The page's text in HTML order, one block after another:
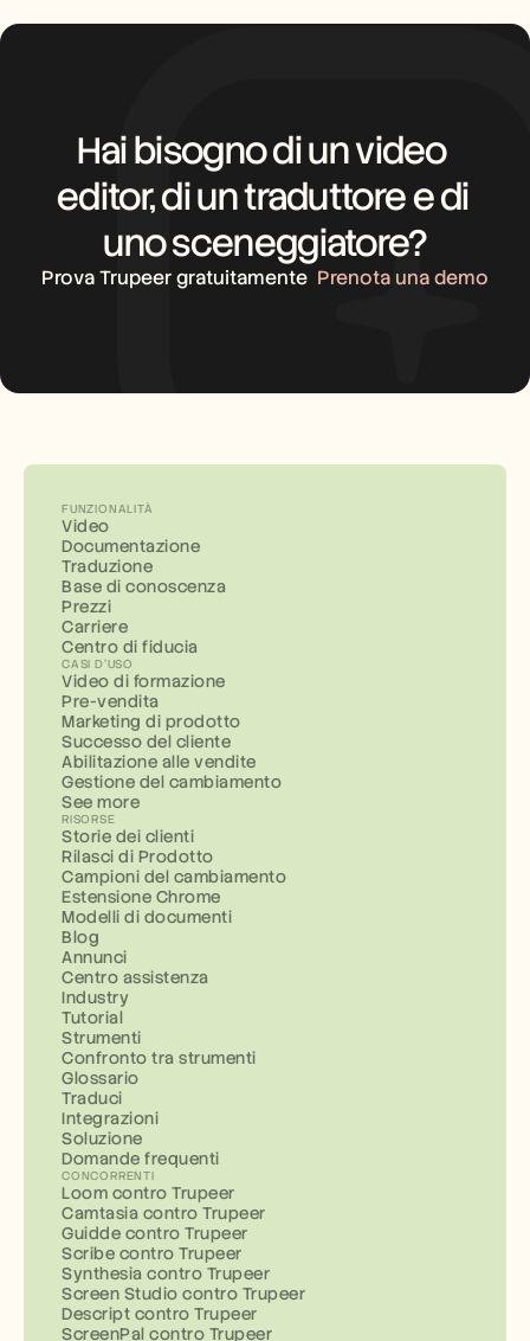
Hai bisogno di un video
editor, di un traduttore e di
uno sceneggiatore?
Prova Trupeer gratuitamente Prenota una demo
FUNZIONALITÀ
Video
Documentazione
Traduzione
Base di conoscenza
Prezzi
Carriere
Centro di fiducia
CASI D'USO
Video di formazione
Pre-vendita
Marketing di prodotto
Successo del cliente
Abilitazione alle vendite
Gestione del cambiamento
See more
RISORSE
Storie dei clienti
Rilasci di Prodotto
Campioni del cambiamento
Estensione Chrome
Modelli di documenti
Blog
Annunci
Centro assistenza
Industry
Tutorial
Strumenti
Confronto tra strumenti
Glossario
Traduci
Integrazioni
Soluzione
Domande frequenti
CONCORRENTI
Loom contro Trupeer
Camtasia contro Trupeer
Guidde contro Trupeer
Scribe contro Trupeer
Synthesia contro Trupeer
Screen Studio contro Trupeer
Descript contro Trupeer
ScreenPal contro Trupeer